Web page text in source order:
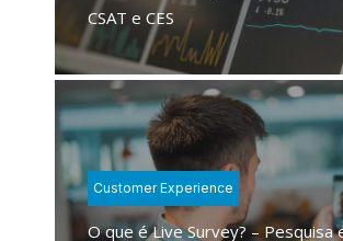
CSAT e CES
Customer Experience
O que é Live Survey? – Pesquisa